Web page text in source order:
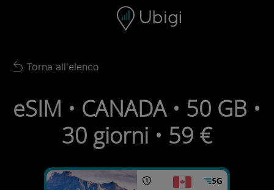
Barra di navigazione
Back to list
Torna all'elenco
eSIM • CANADA • 50 GB •
30 giorni • 59 €